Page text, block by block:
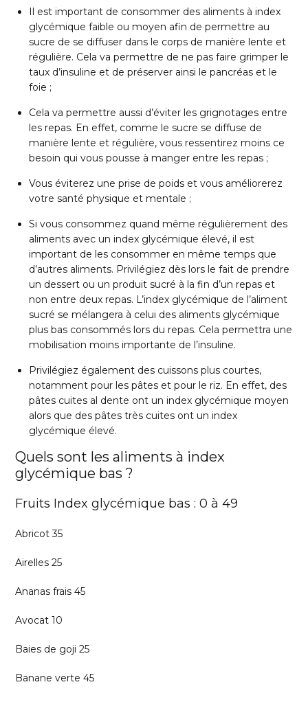
Il est important de consommer des aliments à index
glycémique faible ou moyen afin de permettre au
sucre de se diffuser dans le corps de manière lente et
régulière. Cela va permettre de ne pas faire grimper le
taux d’insuline et de préserver ainsi le pancréas et le
foie ;
Cela va permettre aussi d’éviter les grignotages entre
les repas. En effet, comme le sucre se diffuse de
manière lente et régulière, vous ressentirez moins ce
besoin qui vous pousse à manger entre les repas ;
Vous éviterez une prise de poids et vous améliorerez
votre santé physique et mentale ;
Si vous consommez quand même régulièrement des
aliments avec un index glycémique élevé, il est
important de les consommer en même temps que
d’autres aliments. Privilégiez dès lors le fait de prendre
un dessert ou un produit sucré à la fin d’un repas et
non entre deux repas. L’index glycémique de l’aliment
sucré se mélangera à celui des aliments glycémique
plus bas consommés lors du repas. Cela permettra une
mobilisation moins importante de l’insuline.
Privilégiez également des cuissons plus courtes,
notamment pour les pâtes et pour le riz. En effet, des
pâtes cuites al dente ont un index glycémique moyen
alors que des pâtes très cuites ont un index
glycémique élevé.
Quels sont les aliments à index
glycémique bas ?
Fruits Index glycémique bas : 0 à 49
Abricot 35
Airelles 25
Ananas frais 45
Avocat 10
Baies de goji 25
Banane verte 45